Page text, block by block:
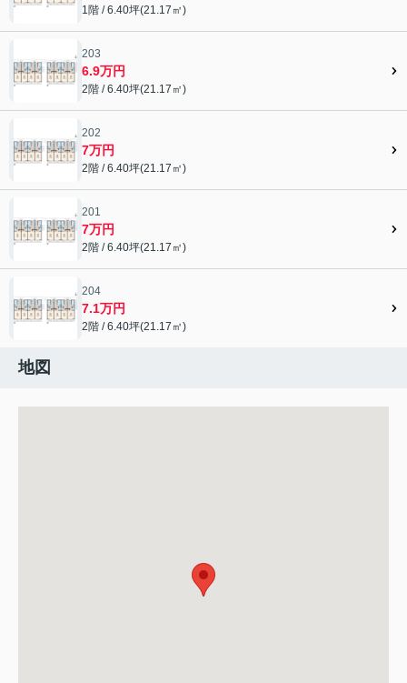
1階 / 6.40坪(21.17㎡)
203
6.9万円
2階 / 6.40坪(21.17㎡)
202
7万円
2階 / 6.40坪(21.17㎡)
201
7万円
2階 / 6.40坪(21.17㎡)
204
7.1万円
2階 / 6.40坪(21.17㎡)
地図